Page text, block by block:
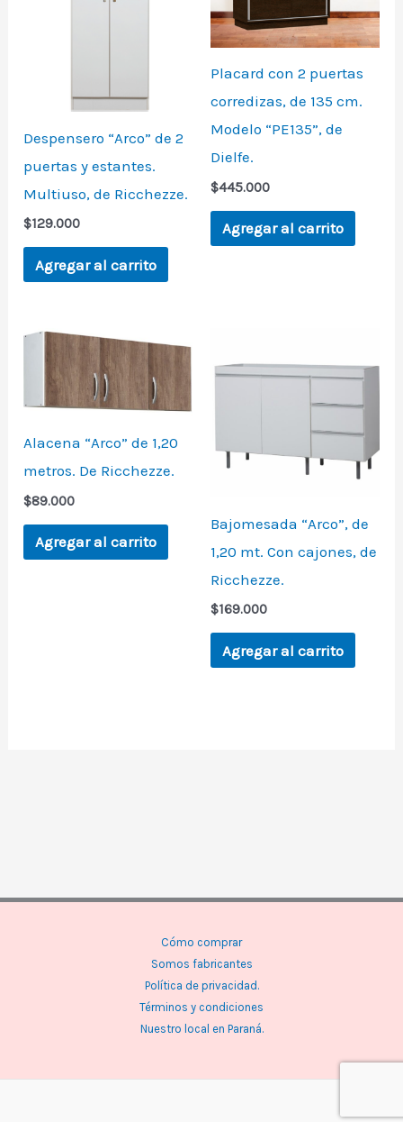
Despensero “Arco” de 2
puertas y estantes.
Multiuso, de Ricchezze.
$129.000
Agregar al carrito
Placard con 2 puertas
corredizas, de 135 cm.
Modelo “PE135”, de
Dielfe.
$445.000
Agregar al carrito
Alacena “Arco” de 1,20
metros. De Ricchezze.
$89.000
Agregar al carrito
Bajomesada “Arco”, de
1,20 mt. Con cajones, de
Ricchezze.
$169.000
Agregar al carrito
Cómo comprar
Somos fabricantes
Política de privacidad.
Términos y condiciones
Nuestro local en Paraná.